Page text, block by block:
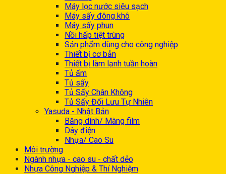
Máy lọc nước siêu sạch
Máy sấy đông khô
Máy sấy phun
Nồi hấp tiệt trùng
Sản phẩm dùng cho công nghiệp
Thiết bị cơ bản
Thiết bị làm lạnh tuần hoàn
Tủ ấm
Tủ sấy
Tủ Sấy Chân Không
Tủ Sấy Đối Lưu Tự Nhiên
Yasuda - Nhật Bản
Băng dính/ Màng film
Dây điện
Nhựa/ Cao Su
Môi trường
Ngành nhựa - cao su - chất dẻo
Nhựa Công Nghiệp & Thí Nghiệm